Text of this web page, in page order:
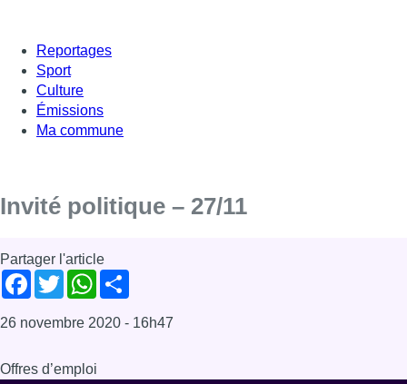
Reportages
Sport
Culture
Émissions
Ma commune
Invité politique – 27/11
Partager l'article
Facebook
TwitterWhatsApp
26 novembre 2020 - 16h47
Offres d’emploi